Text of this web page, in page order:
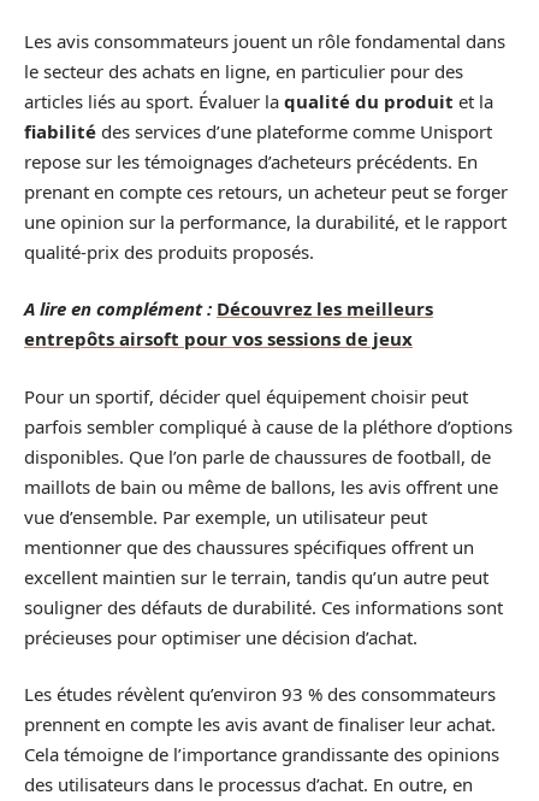
Les avis consommateurs jouent un rôle fondamental dans
le secteur des achats en ligne, en particulier pour des
articles liés au sport. Évaluer la qualité du produit et la
fiabilité des services d’une plateforme comme Unisport
repose sur les témoignages d’acheteurs précédents. En
prenant en compte ces retours, un acheteur peut se forger
une opinion sur la performance, la durabilité, et le rapport
qualité-prix des produits proposés.
A lire en complément : Découvrez les meilleurs
entrepôts airsoft pour vos sessions de jeux
Pour un sportif, décider quel équipement choisir peut
parfois sembler compliqué à cause de la pléthore d’options
disponibles. Que l’on parle de chaussures de football, de
maillots de bain ou même de ballons, les avis offrent une
vue d’ensemble. Par exemple, un utilisateur peut
mentionner que des chaussures spécifiques offrent un
excellent maintien sur le terrain, tandis qu’un autre peut
souligner des défauts de durabilité. Ces informations sont
précieuses pour optimiser une décision d’achat.
Les études révèlent qu’environ 93 % des consommateurs
prennent en compte les avis avant de finaliser leur achat.
Cela témoigne de l’importance grandissante des opinions
des utilisateurs dans le processus d’achat. En outre, en